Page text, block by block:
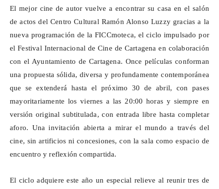
El mejor cine de autor vuelve a encontrar su casa en el salón
de actos del Centro Cultural Ramón Alonso Luzzy gracias a la
nueva programación de laFICCmoteca, el ciclo impulsado por
el Festival Internacional de Cine de Cartagena en colaboración
con el Ayuntamiento de Cartagena. Once películas conforman
una propuesta sólida, diversa y profundamente contemporánea
que se extenderá hasta el próximo 30 de abril, con pases
mayoritariamente los viernes a las 20:00 horas y siempre en
versión original subtitulada, con entrada libre hasta completar
aforo. Una invitación abierta a mirar el mundo a través del
cine, sin artificios ni concesiones, con la sala como espacio de
encuentro y reflexión compartida.
El ciclo adquiere este año un especial relieve al reunir tres de